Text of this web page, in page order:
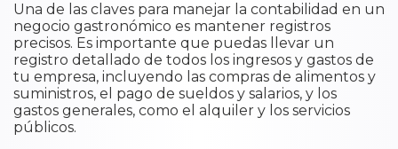
Una de las claves para manejar la contabilidad en un
negocio gastronómico es mantener registros
precisos. Es importante que puedas llevar un
registro detallado de todos los ingresos y gastos de
tu empresa, incluyendo las compras de alimentos y
suministros, el pago de sueldos y salarios, y los
gastos generales, como el alquiler y los servicios
públicos.